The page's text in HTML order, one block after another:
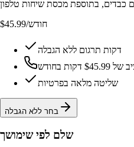
כבדים, בתוספת מכסת שיחות טלפון
$45.99 /חודש
דקות תרגום ללא הגבלה
בחודש
שליטה מלאה בפרטיות
בחר ללא הגבלה
שלם לפי שימושך